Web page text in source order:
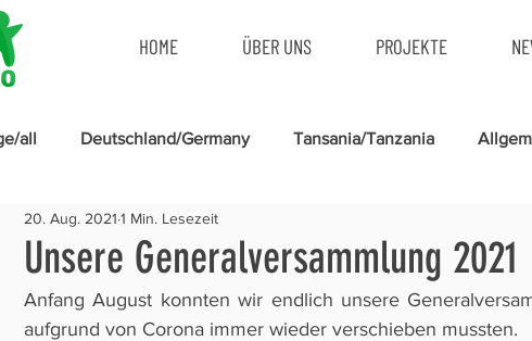
HOME ÜBER UNS PROJEKTE
all Deutschland/Germany Tansania/Tanzania
Unsere Generalversammlung 2021
20. Aug. 2021 1 Min. Lesezeit
Anfang August konnten wir endlich unsere
aufgrund von Corona immer wieder verschieben mussten.